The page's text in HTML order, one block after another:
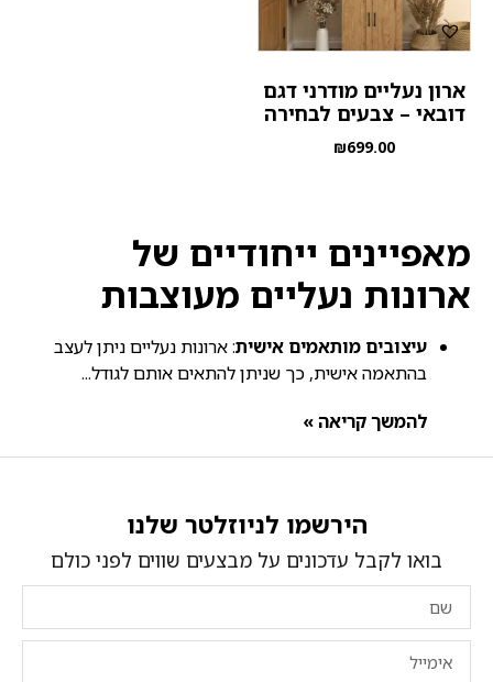
ארון נעליים מודרני דגם
דובאי – צבעים לבחירה
₪699.00
מאפיינים ייחודיים של
ארונות נעליים מעוצבות
עיצובים מותאמים אישית: ארונות נעליים ניתן לעצב
בהתאמה אישית, כך שניתן להתאים אותם לגודל...
להמשך קריאה »
הירשמו לניוזלטר שלנו
בואו לקבל עדכונים על מבצעים שווים לפני כולם